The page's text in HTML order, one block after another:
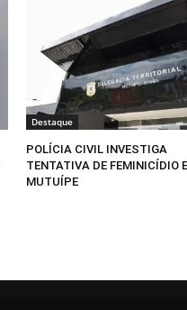
Destaque
POLÍCIA CIVIL INVESTIGA
TENTATIVA DE FEMINICÍDIO
MUTUÍPE